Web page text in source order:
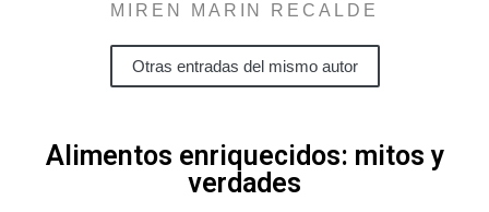
MIREN MARIN RECALDE
Otras entradas del mismo autor
Alimentos enriquecidos: mitos y
verdades